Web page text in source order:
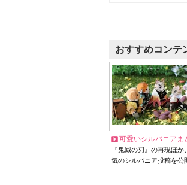
おすすめコンテ
可愛いシルバニアま
『鬼滅の刃』の再現ほか
気のシルバニア投稿を公